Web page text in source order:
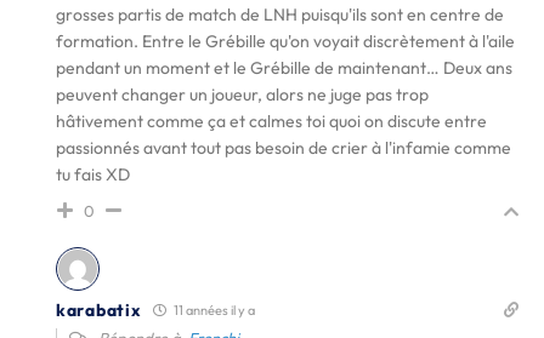
grosses partis de match de LNH puisqu'ils sont en centre de
formation. Entre le Grébille qu'on voyait discrètement à l'aile
pendant un moment et le Grébille de maintenant… Deux ans
peuvent changer un joueur, alors ne juge pas trop
hâtivement comme ça et calmes toi quoi on discute entre
passionnés avant tout pas besoin de crier à l'infamie comme
tu fais XD
0
karabatix 11 années il y a